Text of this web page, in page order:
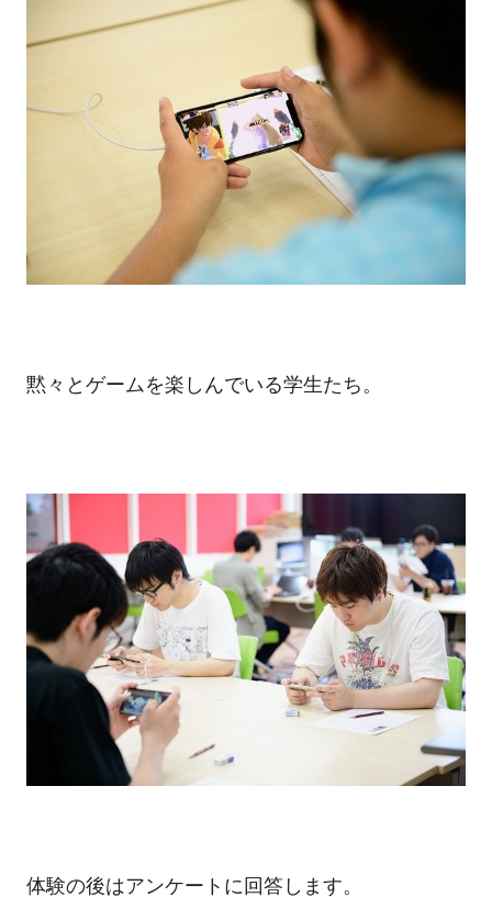
黙々とゲームを楽しんでいる学生たち。
体験の後はアンケートに回答します。